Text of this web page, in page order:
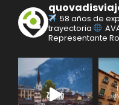
58 años de
trayectoria
Representante